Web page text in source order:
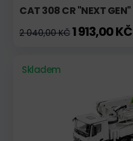
CAT 308 CR "NEXT GEN"
2 040,00 KČ 1 913,00 KČ
Skladem